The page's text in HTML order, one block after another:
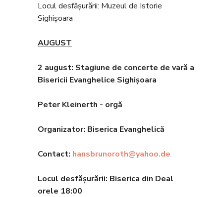
Locul desfășurării: Muzeul de Istorie
Sighișoara
AUGUST
2 august: Stagiune de concerte de vară a
Bisericii Evanghelice Sighișoara
Peter Kleinerth - orgă
Organizator: Biserica Evanghelică
Contact: hansbrunoroth@yahoo.de
Locul desfășurării: Biserica din Deal
orele 18:00